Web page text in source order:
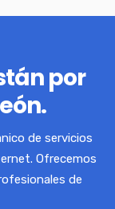
por
de servicios
Ofrecemos
de